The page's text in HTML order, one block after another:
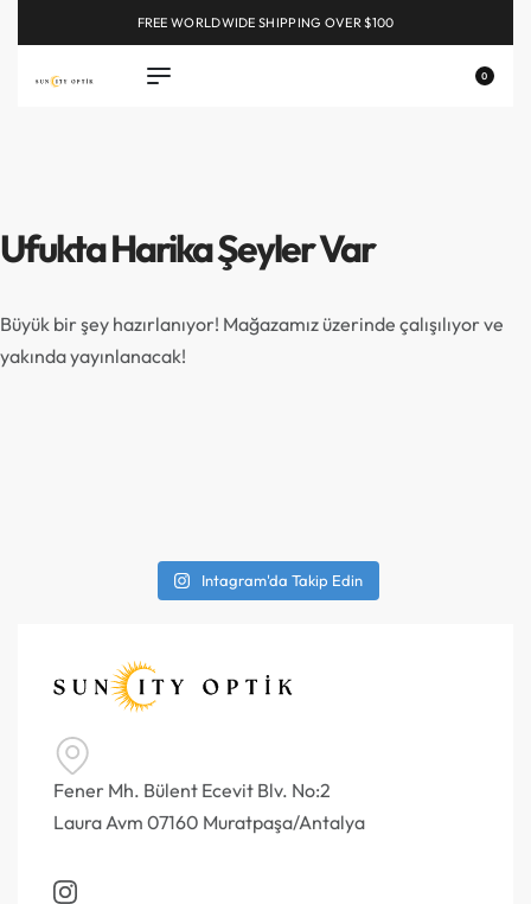
FREE WORLDWIDE SHIPPING OVER $100
0
Ufukta Harika Şeyler Var
Büyük bir şey hazırlanıyor! Mağazamız üzerinde çalışılıyor ve
yakında yayınlanacak!
Intagram'da Takip Edin
Fener Mh. Bülent Ecevit Blv. No:2
Laura Avm 07160 Muratpaşa/Antalya